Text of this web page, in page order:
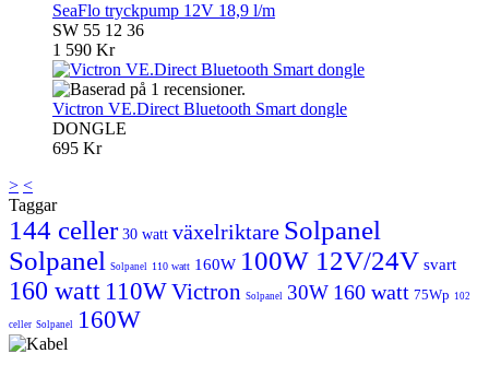
SeaFlo tryckpump 12V 18,9 l/m
SW 55 12 36
1 590 Kr
Victron VE.Direct Bluetooth Smart dongle
DONGLE
695 Kr
> <
Taggar
144 celler 30 watt växelriktare Solpanel
Solpanel Solpanel 110 watt 160W 100W 12V/24V svart
160 watt 110WVictron Solpanel 30W 160 watt 75Wp 102
celler Solpanel 160W